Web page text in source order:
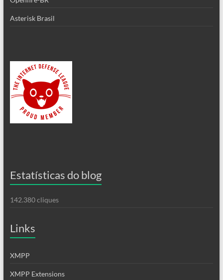
Asterisk Brasil
Estatísticas do blog
142.380 cliques
Links
XMPP
XMPP Extensions